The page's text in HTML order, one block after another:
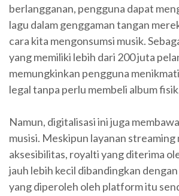
berlangganan, pengguna dapat
lagu dalam genggaman tangan
cara kita mengonsumsi musik.
yang memiliki lebih dari 200 juta
memungkinkan pengguna
legal tanpa perlu membeli album
Namun, digitalisasi ini juga
musisi. Meskipun layanan
aksesibilitas, royalti yang diterima
jauh lebih kecil dibandingkan
yang diperoleh oleh platform itu